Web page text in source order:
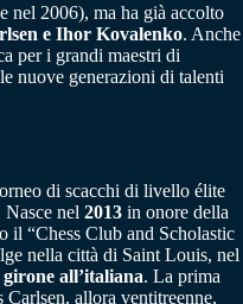
nel 2006), ma ha già accolto
e Ihor Kovalenko. Anche
per i grandi maestri di
nuove generazioni di talenti
di scacchi di livello élite
nel 2013 in onore della
il “Chess Club and Scholastic
nella città di Saint Louis, nel
girone all’italiana. La prima
allora ventitreenne,